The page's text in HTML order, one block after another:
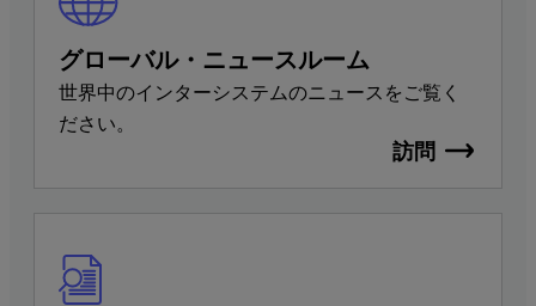
グローバル・ニュースルーム
世界中のインターシステムのニュースをご覧く
ださい。
訪問